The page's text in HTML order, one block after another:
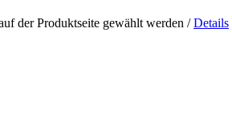
der Produktseite gewählt werden / Details